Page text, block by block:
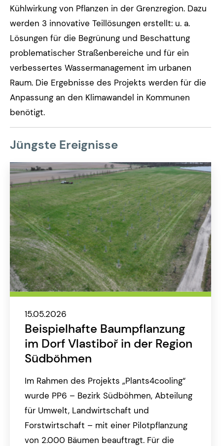
Kühlwirkung von Pflanzen in der Grenzregion. Dazu
werden 3 innovative Teillösungen erstellt: u. a.
Lösungen für die Begrünung und Beschattung
problematischer Straßenbereiche und für ein
verbessertes Wassermanagement im urbanen
Raum. Die Ergebnisse des Projekts werden für die
Anpassung an den Klimawandel in Kommunen
benötigt.
Jüngste Ereignisse
15.05.2026
Beispielhafte Baumpflanzung
im Dorf Vlastiboř in der Region
Südböhmen
Im Rahmen des Projekts „Plants4cooling“
wurde PP6 – Bezirk Südböhmen, Abteilung
für Umwelt, Landwirtschaft und
Forstwirtschaft – mit einer Pilotpflanzung
von 2.000 Bäumen beauftragt. Für die